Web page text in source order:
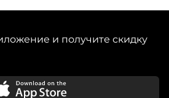
и получите скидку